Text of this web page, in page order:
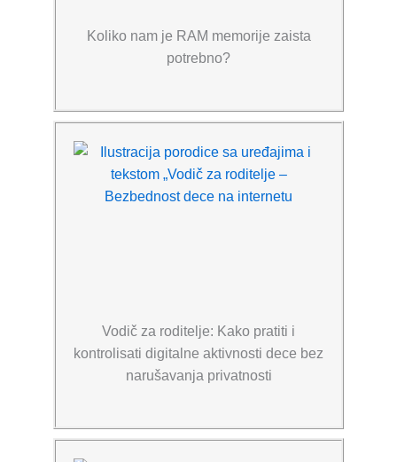
Koliko nam je RAM memorije zaista
potrebno?
Vodič za roditelje: Kako pratiti i
kontrolisati digitalne aktivnosti dece bez
narušavanja privatnosti